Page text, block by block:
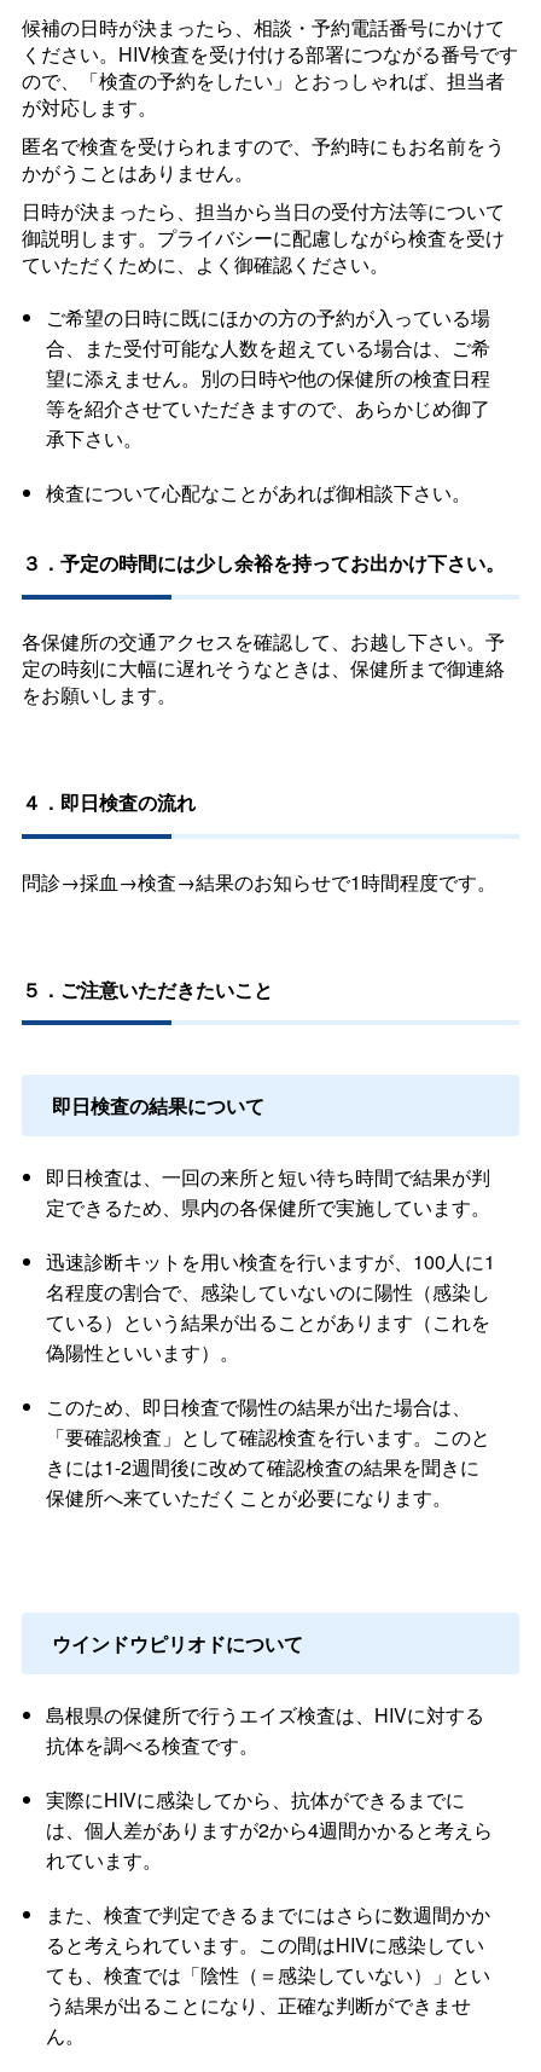
候補の日時が決まったら、相談・予約電話番号にかけて
ください。HIV検査を受け付ける部署につながる番号です
ので、「検査の予約をしたい」とおっしゃれば、担当者
が対応します。
匿名で検査を受けられますので、予約時にもお名前をう
かがうことはありません。
日時が決まったら、担当から当日の受付方法等について
御説明します。プライバシーに配慮しながら検査を受け
ていただくために、よく御確認ください。
ご希望の日時に既にほかの方の予約が入っている場
合、また受付可能な人数を超えている場合は、ご希
望に添えません。別の日時や他の保健所の検査日程
等を紹介させていただきますので、あらかじめ御了
承下さい。
検査について心配なことがあれば御相談下さい。
３．予定の時間には少し余裕を持ってお出かけ下さい。
各保健所の交通アクセスを確認して、お越し下さい。予
定の時刻に大幅に遅れそうなときは、保健所まで御連絡
をお願いします。
４．即日検査の流れ
問診→採血→検査→結果のお知らせで1時間程度です。
５．ご注意いただきたいこと
即日検査の結果について
即日検査は、一回の来所と短い待ち時間で結果が判
定できるため、県内の各保健所で実施しています。
迅速診断キットを用い検査を行いますが、100人に1
名程度の割合で、感染していないのに陽性（感染し
ている）という結果が出ることがあります（これを
偽陽性といいます）。
このため、即日検査で陽性の結果が出た場合は、
「要確認検査」として確認検査を行います。このと
きには1-2週間後に改めて確認検査の結果を聞きに
保健所へ来ていただくことが必要になります。
ウインドウピリオドについて
島根県の保健所で行うエイズ検査は、HIVに対する
抗体を調べる検査です。
実際にHIVに感染してから、抗体ができるまでに
は、個人差がありますが2から4週間かかると考えら
れています。
また、検査で判定できるまでにはさらに数週間かか
ると考えられています。この間はHIVに感染してい
ても、検査では「陰性（＝感染していない）」とい
う結果が出ることになり、正確な判断ができませ
ん。